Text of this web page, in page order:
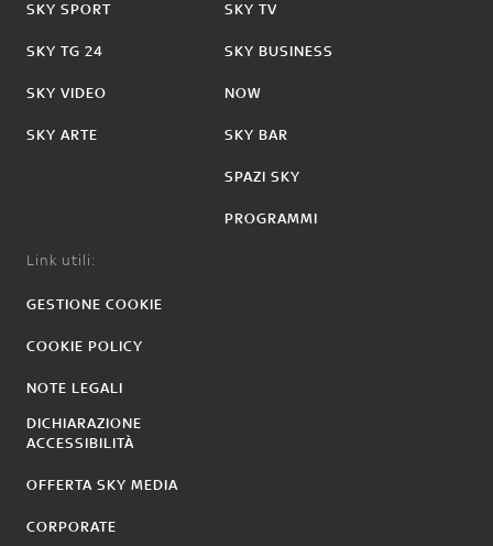
SKY SPORT
SKY TG 24
SKY VIDEO
SKY ARTE
SKY TV
SKY BUSINESS
NOW
SKY BAR
SPAZI SKY
PROGRAMMI
Link utili:
GESTIONE COOKIE
COOKIE POLICY
NOTE LEGALI
DICHIARAZIONE
ACCESSIBILITÀ
OFFERTA SKY MEDIA
CORPORATE